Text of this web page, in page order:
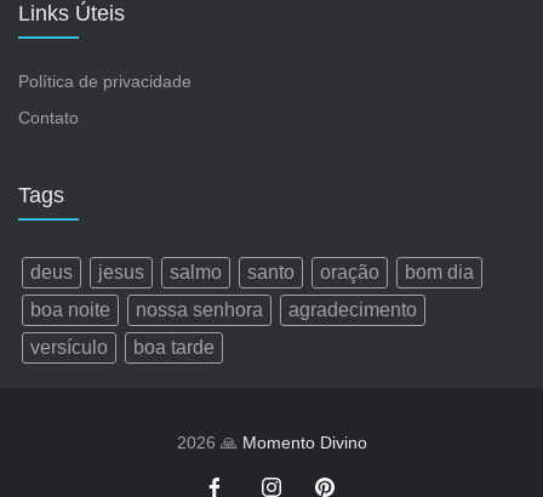
Links Úteis
Política de privacidade
Contato
Tags
deus jesus salmo santo oração
bom dia
boa noite
nossa senhora
agradecimento
versículo
boa tarde
2026 🙏 Momento Divino